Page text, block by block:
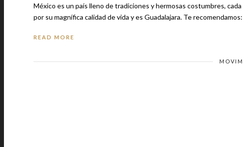
México es un país lleno de tradiciones y hermosas costumbres,
READ MORE